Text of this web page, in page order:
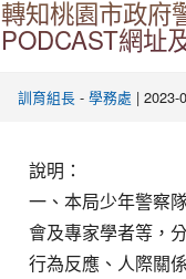
轉知桃園市政府
PODCAST網址
訓育組長 - 學務處 | 2023-
說明：
一、本局少年警察
會及專家學者等，
行為反應、人際關